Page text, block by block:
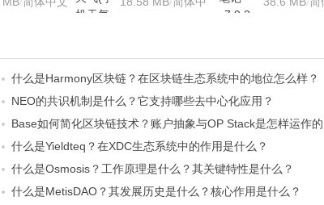
什么是Harmony区块链？在区块链生态系统中的地位怎么样？
NEO的共识机制是什么？它支持哪些去中心化应用？
Base如何简化区块链技术？账户抽象与OP Stack是怎样运作的
什么是Yieldteq？在XDC生态系统中的作用是什么？
什么是Osmosis？工作原理是什么？其关键特性是什么？
什么是MetisDAO？其发展历史是什么？核心作用是什么？